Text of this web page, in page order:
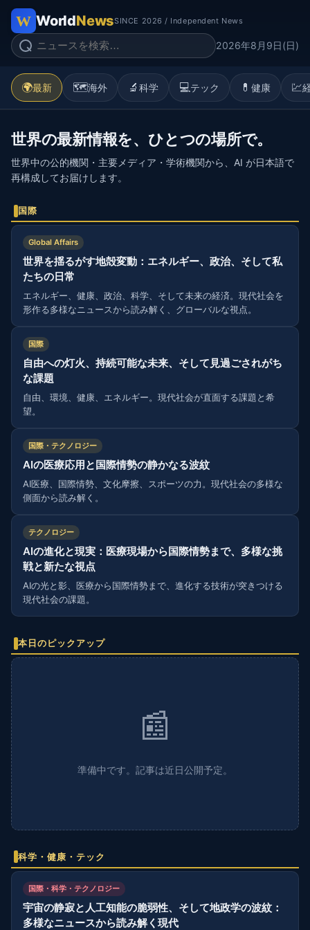
WorldNewsSINCE 2026 / Independent News
2026年8月9日(日)
🌍最新 🗺️海外 🔬 科学 💻テック 💊 健康 💹
世界の最新情報を、ひとつの場所で。
世界中の公的機関・主要メディア・学術機関から、AI が日本語で
再構成してお届けします。
国際
Global Affairs
世界を揺るがす地殻変動：エネルギー、政治、そして私
たちの日常
エネルギー、健康、政治、科学、そして未来の経済。現代社会を
形作る多様なニュースから読み解く、グローバルな視点。
国際
自由への灯火、持続可能な未来、そして見過ごされがち
な課題
自由、環境、健康、エネルギー。現代社会が直面する課題と希
望。
国際・テクノロジー
AIの医療応用と国際情勢の静かなる波紋
AI医療、国際情勢、文化摩擦、スポーツの力。現代社会の多様な
側面から読み解く。
テクノロジー
AIの進化と現実：医療現場から国際情勢まで、多様な挑
戦と新たな視点
AIの光と影、医療から国際情勢まで、進化する技術が突きつける
現代社会の課題。
本日のピックアップ
📰
準備中です。記事は近日公開予定。
科学・健康・テック
国際・科学・テクノロジー
宇宙の静寂と人工知能の脆弱性、そして地政学の波紋：
多様なニュースから読み解く現代